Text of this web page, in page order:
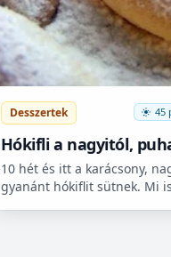
Desszertek 45
Hókifli a nagyitól,
10 hét és itt a karácsony,
gyanánt hókiflit sütnek. Mi